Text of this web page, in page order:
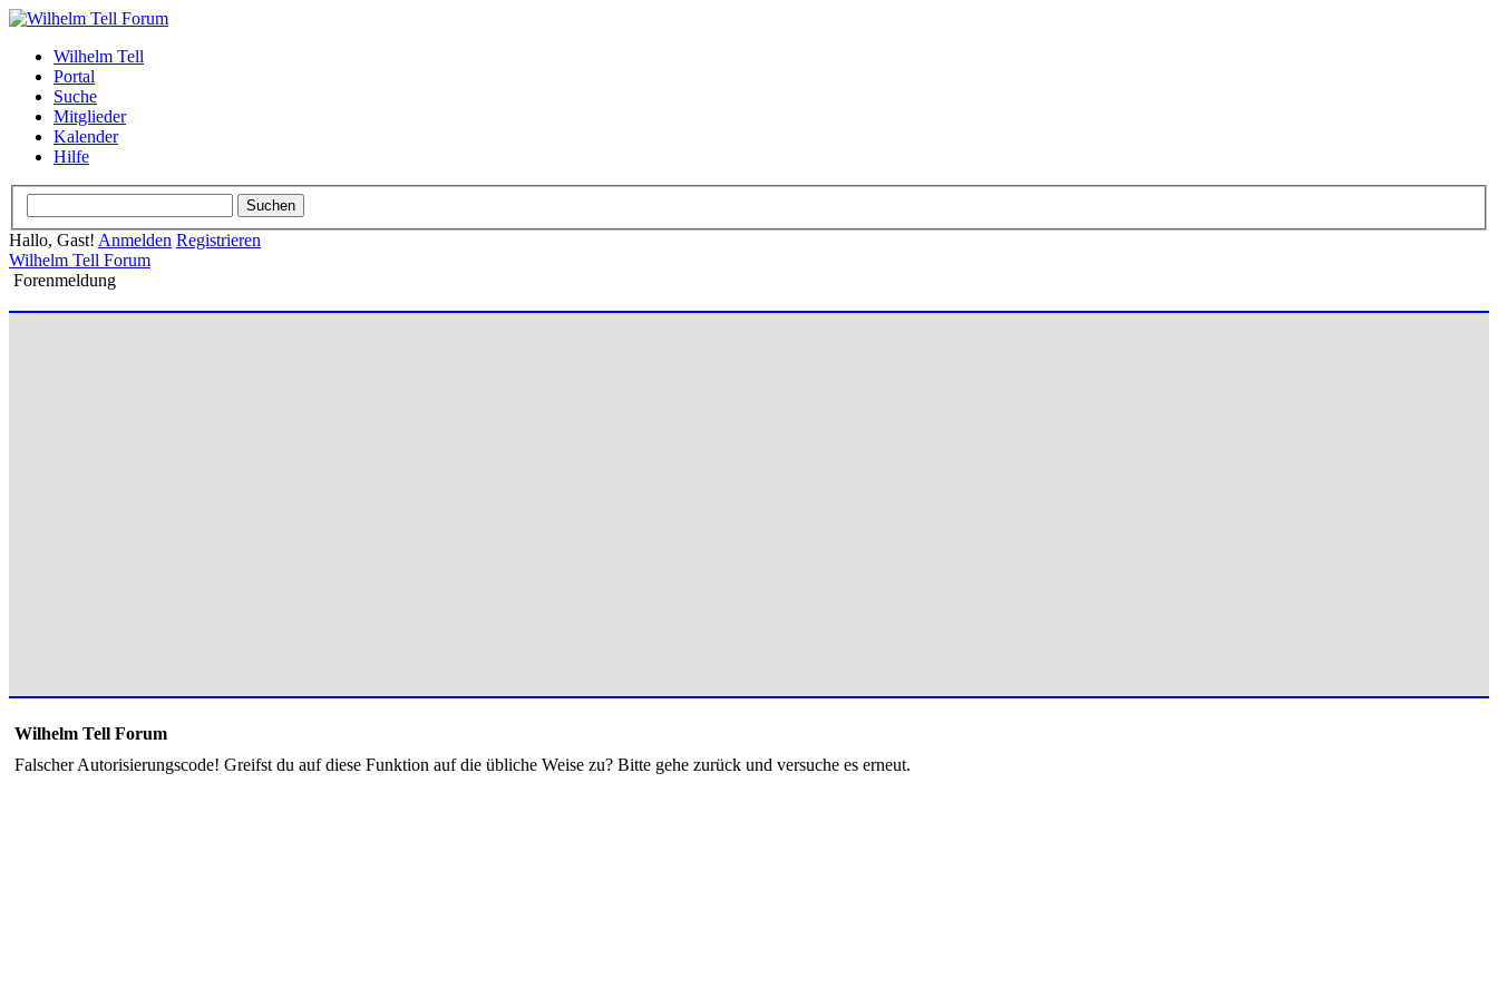
Wilhelm Tell
Portal
Suche
Mitglieder
Kalender
Hilfe
Hallo, Gast! Anmelden Registrieren
Wilhelm Tell Forum
Forenmeldung
Wilhelm Tell Forum
Falscher Autorisierungscode! Greifst du auf diese Funktion auf die übliche Weise zu? Bitte gehe zurück und versuche es erneut.